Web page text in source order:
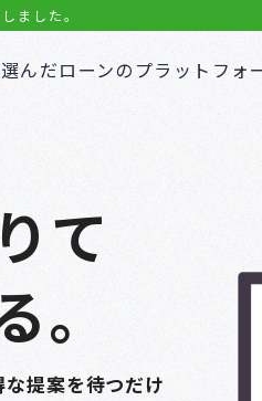
て
な提案を待つだけ
んだローンのプラットフォ